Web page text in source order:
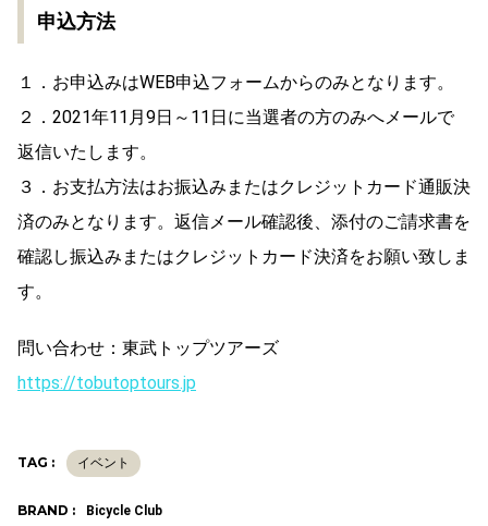
申込方法
１．お申込みはWEB申込フォームからのみとなります。
２．2021年11月9日～11日に当選者の方のみへメールで
返信いたします。
３．お支払方法はお振込みまたはクレジットカード通販決
済のみとなります。返信メール確認後、添付のご請求書を
確認し振込みまたはクレジットカード決済をお願い致しま
す。
問い合わせ：東武トップツアーズ
https://tobutoptours.jp
TAG : イベント
BRAND : Bicycle Club